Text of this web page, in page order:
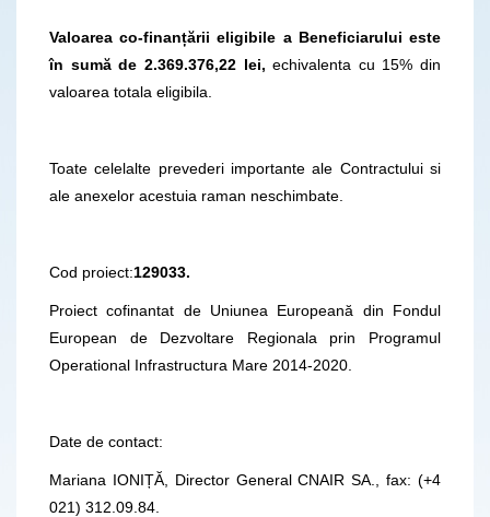
Valoarea co-finanțării eligibile a Beneficiarului este
în sumă de 2.369.376,22 lei,echivalenta cu 15% din
valoarea totala eligibila.
Toate celelalte prevederi importante ale Contractului si
ale anexelor acestuia raman neschimbate.
Cod proiect:129033.
Proiect cofinantat de Uniunea Europeană din Fondul
European de Dezvoltare Regionala prin Programul
Operational Infrastructura Mare 2014-2020.
Date de contact:
Mariana IONIȚĂ, Director General CNAIR SA., fax: (+4
021) 312.09.84.